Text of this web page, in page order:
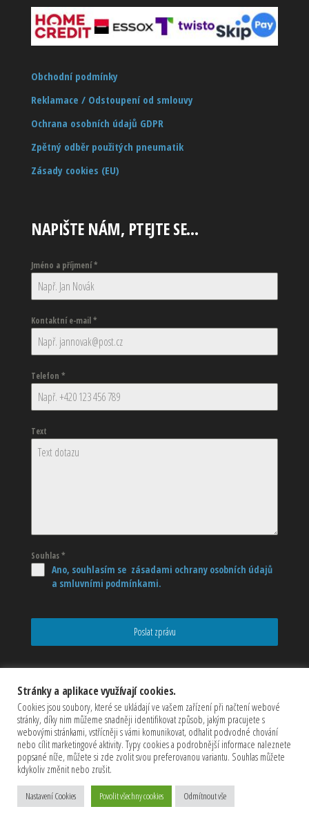
Obchodní podmínky
Reklamace / Odstoupení od smlouvy
Ochrana osobních údajů GDPR
Zpětný odběr použitých pneumatik
Zásady cookies (EU)
NAPIŠTE NÁM, PTEJTE SE…
Jméno a příjmení*
Kontaktní e-mail*
Telefon *
Text
Souhlas*
Ano, souhlasím se zásadami ochrany osobních údajů
a smluvními podmínkami.
Poslat zprávu
vyhrazena)
Stránky a aplikace využívají cookies.
Cookies jsou soubory, které se ukládají ve vašem zařízení při načtení webové
stránky, díky nim můžeme snadněji identifikovat způsob, jakým pracujete s
webovými stránkami, vstřícněji s vámi komunikovat, odhalit podvodné chování
nebo cílit marketingové aktivity. Typy cookies a podrobnější informace naleznete
popsané níže, můžete si zde zvolit svou preferovanou variantu. Souhlas můžete
kdykoliv změnit nebo zrušit.
Nastavení Cookies Povolit všechny cookies Odmítnout vše